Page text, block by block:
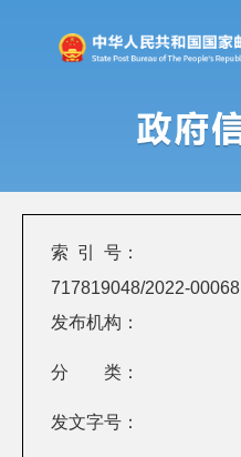
索 引 号：
717819048/2022-00068
发布机构：
分 类：
发文字号：